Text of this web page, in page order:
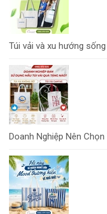
Túi vải và xu hướng
Doanh Nghiệp Nên